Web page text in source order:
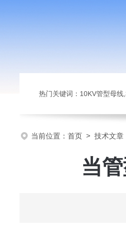
热门关键词：10KV管型母
当前位置： 首页 > 技术文章
当